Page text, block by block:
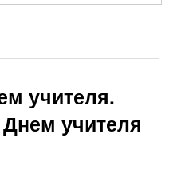
учителя.
учителя